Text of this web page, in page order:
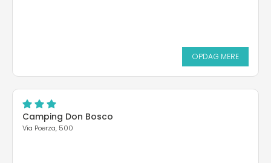
OPDAG MERE
Camping Don Bosco
Via Poerza, 500